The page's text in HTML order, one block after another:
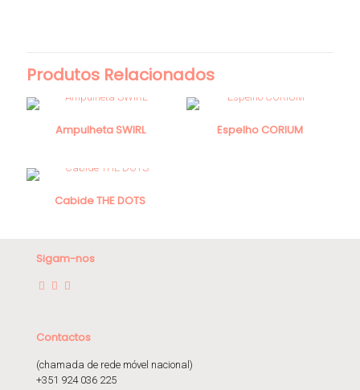
Produtos Relacionados
Ampulheta SWIRL Espelho CORIUM
Cabide THE DOTS
Sigam-nos
Contactos
(chamada de rede móvel nacional)
+351 924 036 225